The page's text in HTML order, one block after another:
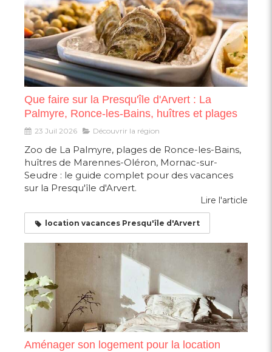
Que faire sur la Presqu'île d'Arvert : La
Palmyre, Ronce-les-Bains, huîtres et plages
23 Juil 2026 Découvrir la région
Zoo de La Palmyre, plages de Ronce-les-Bains,
huîtres de Marennes-Oléron, Mornac-sur-
Seudre : le guide complet pour des vacances
sur la Presqu'île d'Arvert.
Lire l'article
location vacances Presqu'île d'Arvert
Aménager son logement pour la location